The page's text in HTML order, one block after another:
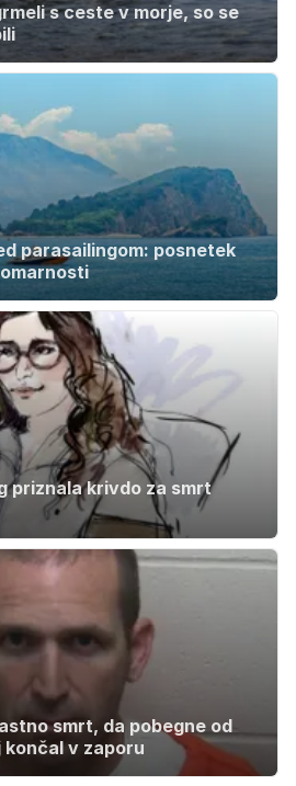
s ceste v morje, so se
parasailingom: posnetek
priznala krivdo za smrt
smrt, da pobegne od
končal v zaporu